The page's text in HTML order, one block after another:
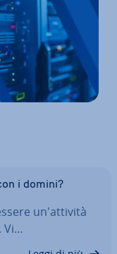
i domini?
un'at­ti­vi­tà
Vi…